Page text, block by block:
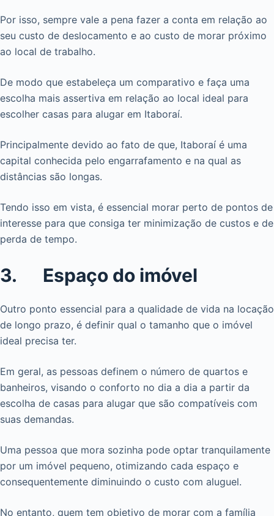
Por isso, sempre vale a pena fazer a conta em relação ao
seu custo de deslocamento e ao custo de morar próximo
ao local de trabalho.
De modo que estabeleça um comparativo e faça uma
escolha mais assertiva em relação ao local ideal para
escolher casas para alugar em Itaboraí.
Principalmente devido ao fato de que, Itaboraí é uma
capital conhecida pelo engarrafamento e na qual as
distâncias são longas.
Tendo isso em vista, é essencial morar perto de pontos de
interesse para que consiga ter minimização de custos e de
perda de tempo.
3. Espaço do imóvel
Outro ponto essencial para a qualidade de vida na locação
de longo prazo, é definir qual o tamanho que o imóvel
ideal precisa ter.
Em geral, as pessoas definem o número de quartos e
banheiros, visando o conforto no dia a dia a partir da
escolha de casas para alugar que são compatíveis com
suas demandas.
Uma pessoa que mora sozinha pode optar tranquilamente
por um imóvel pequeno, otimizando cada espaço e
consequentemente diminuindo o custo com aluguel.
No entanto, quem tem objetivo de morar com a família